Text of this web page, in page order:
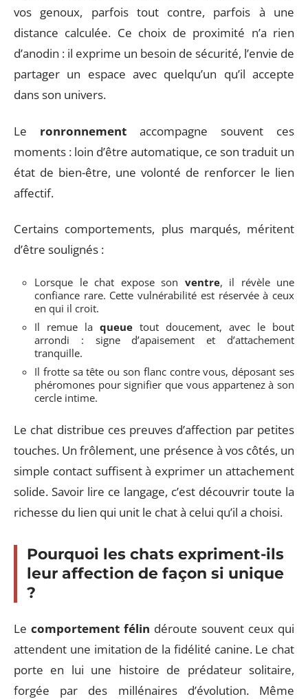
vos genoux, parfois tout contre, parfois à une
distance calculée. Ce choix de proximité n’a rien
d’anodin : il exprime un besoin de sécurité, l’envie de
partager un espace avec quelqu’un qu’il accepte
dans son univers.
Le ronronnement accompagne souvent ces
moments : loin d’être automatique, ce son traduit un
état de bien-être, une volonté de renforcer le lien
affectif.
Certains comportements, plus marqués, méritent
d’être soulignés :
Lorsque le chat expose son ventre, il révèle une
confiance rare. Cette vulnérabilité est réservée à ceux
en qui il croit.
Il remue la queue tout doucement, avec le bout
arrondi : signe d’apaisement et d’attachement
tranquille.
Il frotte sa tête ou son flanc contre vous, déposant ses
phéromones pour signifier que vous appartenez à son
cercle intime.
Le chat distribue ces preuves d’affection par petites
touches. Un frôlement, une présence à vos côtés, un
simple contact suffisent à exprimer un attachement
solide. Savoir lire ce langage, c’est découvrir toute la
richesse du lien qui unit le chat à celui qu’il a choisi.
Pourquoi les chats expriment-ils
leur affection de façon si unique
?
Le comportement félin déroute souvent ceux qui
attendent une imitation de la fidélité canine. Le chat
porte en lui une histoire de prédateur solitaire,
forgée par des millénaires d’évolution. Même